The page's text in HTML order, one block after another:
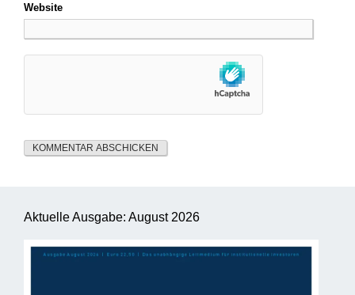
Website
Aktuelle Ausgabe: August 2026